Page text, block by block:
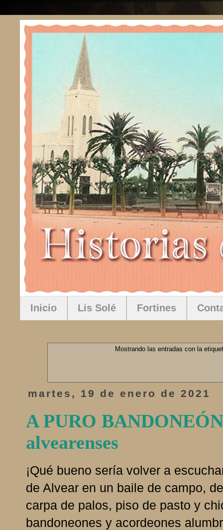
Inicio Lis Solé Fortines
Mostrando las entradas con la
martes, 19 de enero de 2021
A PURO
alvearenses
¡Qué bueno sería volver a
de Alvear en un baile de campo,
carpa de palos, piso de pasto y
bandoneones y acordeones